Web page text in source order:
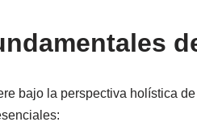
bajo la perspectiva holística